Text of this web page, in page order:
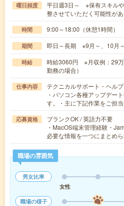
曜日頻度
平日週3日～ ※保有スキル
整させていただく可能性があ
時間 9:00～18:00（休憩1時間）
期間 即日～長期 ※9月～、10月
時給
時給3060円 ※月収例：29
勤務の場合）
仕事内容
テクニカルサポート・ヘル
・パソコン各種アップデー
す。・主に下記作業をご担
応募資格
ブランクOK / 英語力不要
・MacOS端末管理経験・
必要な情報を一つにまとめ
職場の雰囲気
男女比率
女性
職場の様子